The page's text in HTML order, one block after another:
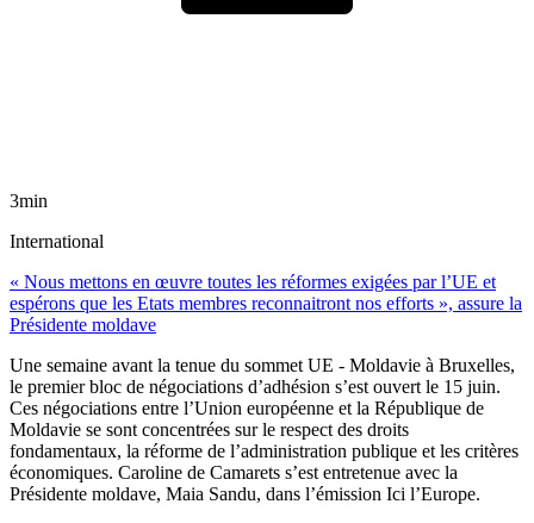
3min
International
« Nous mettons en œuvre toutes les réformes exigées par l’UE et
espérons que les Etats membres reconnaitront nos efforts », assure la
Présidente moldave
Une semaine avant la tenue du sommet UE - Moldavie à Bruxelles,
le premier bloc de négociations d’adhésion s’est ouvert le 15 juin.
Ces négociations entre l’Union européenne et la République de
Moldavie se sont concentrées sur le respect des droits
fondamentaux, la réforme de l’administration publique et les critères
économiques. Caroline de Camarets s’est entretenue avec la
Présidente moldave, Maia Sandu, dans l’émission Ici l’Europe.